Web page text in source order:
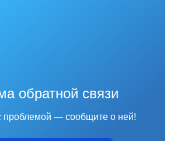
обратной связи
проблемой — сообщите о ней!